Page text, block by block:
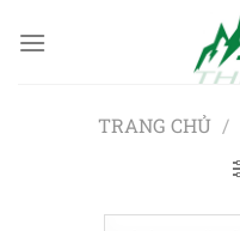
đến
TRANG CHỦ /